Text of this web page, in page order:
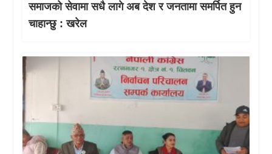
समाजको सेवामा सधै लागे अब देश र जनतामा समर्पित हुन
चाहान्छु : खरेल